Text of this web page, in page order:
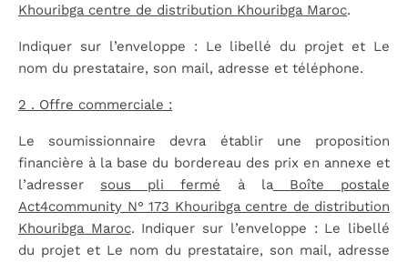
Khouribga centre de distribution Khouribga Maroc.
Indiquer sur l’enveloppe : Le libellé du projet et Le
nom du prestataire, son mail, adresse et téléphone.
2 . Offre commerciale :
Le soumissionnaire devra établir une proposition
financière à la base du bordereau des prix en annexe et
l’adresser sous pli fermé à la Boîte postale
Act4community N° 173 Khouribga centre de distribution
Khouribga Maroc. Indiquer sur l’enveloppe : Le libellé
du projet et Le nom du prestataire, son mail, adresse